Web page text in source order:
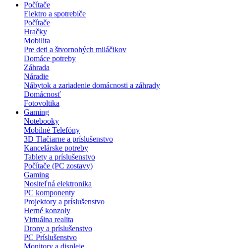
Počítače
Elektro a spotrebiče
Počítače
Hračky
Mobilita
Pre deti a štvornohých miláčikov
Domáce potreby
Záhrada
Náradie
Nábytok a zariadenie domácnosti a záhrady
Domácnosť
Fotovoltika
Gaming
Notebooky
Mobilné Telefóny
3D Tlačiarne a príslušenstvo
Kancelárske potreby
Tablety a príslušenstvo
Počítače (PC zostavy)
Gaming
Nositeľná elektronika
PC komponenty
Projektory a príslušenstvo
Herné konzoly
Virtuálna realita
Drony a príslušenstvo
PC Príslušenstvo
Monitory a displeje